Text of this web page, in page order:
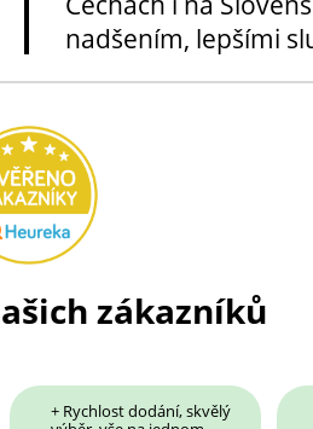
nadšením, lepšími
zákazníků
+ Rychlost dodání, skvělý